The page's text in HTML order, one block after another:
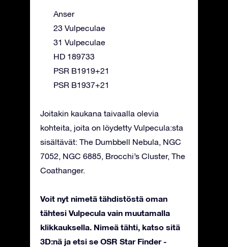
Anser
23 Vulpeculae
31 Vulpeculae
HD 189733
PSR B1919+21
PSR B1937+21
Joitakin kaukana taivaalla olevia
kohteita, joita on löydetty Vulpecula:sta
sisältävät: The Dumbbell Nebula, NGC
7052, NGC 6885, Brocchi’s Cluster, The
Coathanger.
Voit nyt nimetä tähdistöstä oman
tähtesi Vulpecula vain muutamalla
klikkauksella. Nimeä tähti, katso sitä
3D:nä ja etsi se OSR Star Finder -